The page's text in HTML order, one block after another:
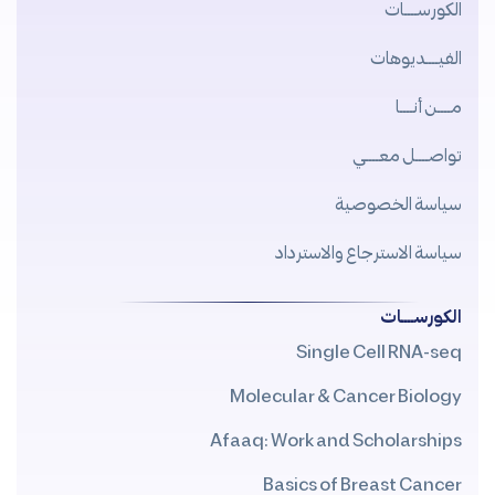
الكورســــات
الفيــــديوهات
مــــن أنــــا
تواصــــل معــــي
سياسة الخصوصية
سياسة الاسترجاع والاسترداد
الكورســــات
Single Cell RNA-seq
Molecular & Cancer Biology
Afaaq: Work and Scholarships
Basics of Breast Cancer